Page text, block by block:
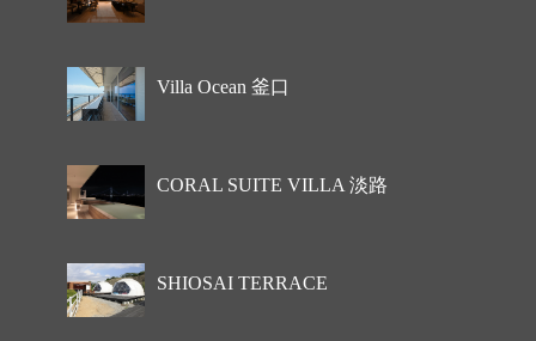
Villa Ocean 釜口
CORAL SUITE VILLA 淡路
SHIOSAI TERRACE